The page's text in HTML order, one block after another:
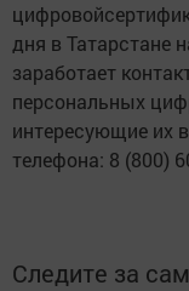
дня в Татарстане
заработает
персональных
интересующие их
телефона: 8 (800)
Следите за